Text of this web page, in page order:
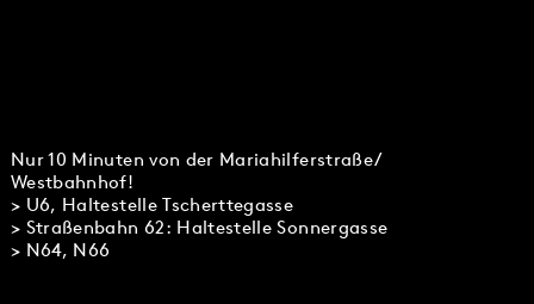
Nur 10 Minuten von der Mariahilferstraße/
Westbahnhof!
> U6, Haltestelle Tscherttegasse
> Straßenbahn 62: Haltestelle Sonnergasse
> N64, N66